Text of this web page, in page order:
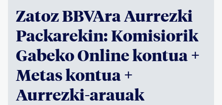
Zatoz BBVAra Aurrezki
Packarekin: Komisiorik
Gabeko Online kontua +
Metas kontua +
Aurrezki-arauak